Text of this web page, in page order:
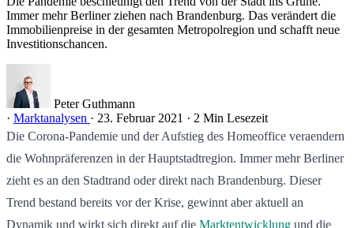
Immer mehr Berliner ziehen nach Brandenburg. Das verändert die
Immobilienpreise in der gesamten Metropolregion und schafft neue
Investitionschancen.
Peter Guthmann
· Marktanalysen · 23. Februar 2021 · 2 Min Lesezeit
Die Corona-Pandemie und der Aufstieg des Homeoffice veraendern
die Wohnpräferenzen in der Hauptstadtregion. Immer mehr Berliner
zieht es an den Stadtrand oder direkt nach Brandenburg. Dieser
Trend bestand bereits vor der Krise, gewinnt aber aktuell an
Dynamik und wirkt sich direkt auf die Marktentwicklung und die